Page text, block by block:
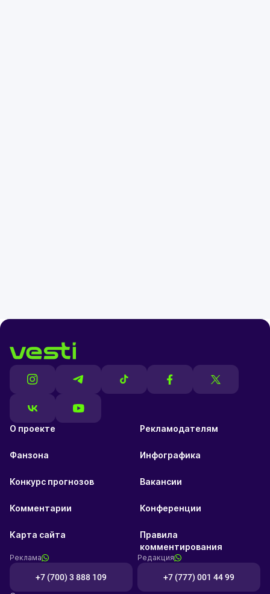
О проекте Рекламодателям
Фанзона Инфографика
Конкурс прогнозов Вакансии
Комментарии Конференции
Карта сайта
Правила
комментирования
Реклама
+7 (700) 3 888 109
Редакция
+7 (777) 001 44 99